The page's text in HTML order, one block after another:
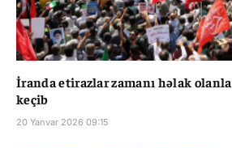
İranda etirazlar zamanı həlak
keçib
20 Yanvar 2026 09:15